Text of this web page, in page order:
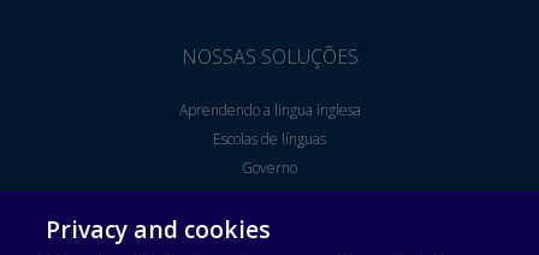
NOSSAS SOLUÇÕES
Aprendendo a lingua inglesa
Escolas de línguas
Governo
Ensino Superior
Corporate Solutions
Privacy and cookies